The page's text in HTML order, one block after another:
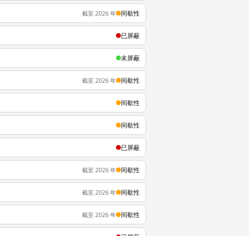
截至 2026 年 间歇性
已屏蔽
未屏蔽
截至 2026 年 间歇性
间歇性
间歇性
已屏蔽
截至 2026 年 间歇性
截至 2026 年 间歇性
截至 2026 年 间歇性